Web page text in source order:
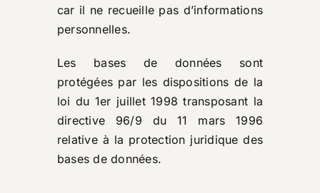
car il ne recueille pas d’informations
personnelles.
Les bases de données sont
protégées par les dispositions de la
loi du 1er juillet 1998 transposant la
directive 96/9 du 11 mars 1996
relative à la protection juridique des
bases de données.